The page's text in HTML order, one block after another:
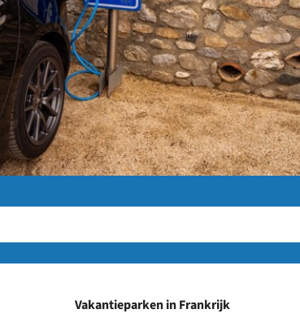
Vakantieparken in Frankrijk